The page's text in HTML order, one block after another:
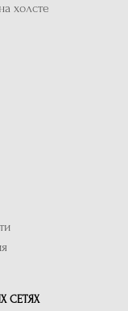
холсте
СЕТЯХ